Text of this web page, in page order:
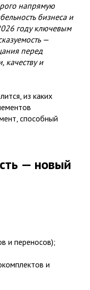
напрямую
бизнеса и
году ключевым
—
перед
качеству и
из каких
способный
— новый
и переносов);
и